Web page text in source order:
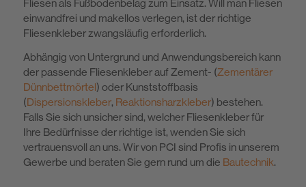
Über uns
Nachhaltigkeit
Fliesen als Fußbodenbelag zum Einsatz. Will man Fliesen
einwandfrei und makellos verlegen, ist der richtige
Fliesenkleber zwangsläufig erforderlich.
Abhängig von Untergrund und Anwendungsbereich kann
der passende Fliesenkleber auf Zement- (Zementärer
Dünnbettmörtel) oder Kunststoffbasis
(Dispersionskleber, Reaktionsharzkleber) bestehen.
Falls Sie sich unsicher sind, welcher Fliesenkleber für
Ihre Bedürfnisse der richtige ist, wenden Sie sich
vertrauensvoll an uns. Wir von PCI sind Profis in unserem
Gewerbe und beraten Sie gern rund um die Bautechnik.